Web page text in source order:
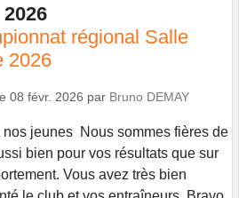
2026
régional Salle
2026
08 févr. 2026 par Bruno DEMAY
nos jeunes Nous sommes fières de
bien pour vos résultats que sur
Vous avez très bien